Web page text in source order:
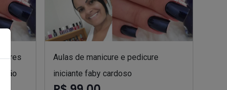
Aulas de manicure e pedicure
iniciante faby cardoso